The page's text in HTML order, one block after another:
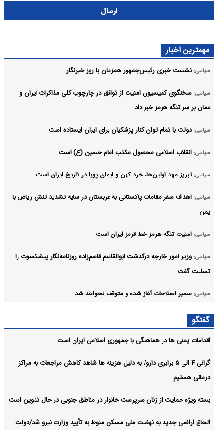
ارسال
مهمترین اخبار
سیاسی: نشست خبری رئیس‌جمهور همزمان با روز خبرنگار
سیاسی: سخنگوی کمیسیون امنیت از توافق در چارچوب کلی مذاکرات ایران و
عمان بر سر تنگه هرمز خبر داد
سیاسی: دولت با تمام توان کنار پزشکیان برای ایران ایستاده است
سیاسی: انقلاب اسلامی محصول مکتب امام حسین (ع) است
سیاسی: تبریز مهد اولین‌ها، خرد کهن و ایمان پویا در تاریخ ایران است
سیاسی: اهداف سفر مقامات پاکستانی به عربستان در سایه تشدید تنش ریاض با
یمن
سیاسی: امنیت تنگه هرمز خط قرمز ایران است
سیاسی: وزیر امور خارجه درگذشت ابوالقاسم قاسم‌زاده روزنامه‌نگار پیشکسوت را
تسلیت گفت
سیاسی: مسیر اصلاحات آغاز شده و متوقف نخواهد شد
سیاسی: استفاده از قلدری یک استراتژی شکست‌خورده است
آرشیو
گفتگو
اقدامات یمنی ها در هماهنگی با جمهوری اسلامی ایران است
گرانی ۴ الی ۵ برابری دارو/ به دلیل هزینه ها شاهد کاهش مراجعات به مراکز
درمانی هستیم
بسته ویژه حمایت از زنان سرپرست خانوار در مناطق جنوبی در حال تدوین است
الحاق اراضی جدید به نهضت ملی مسکن منوط به تأیید وزارت نیرو شد/دولت